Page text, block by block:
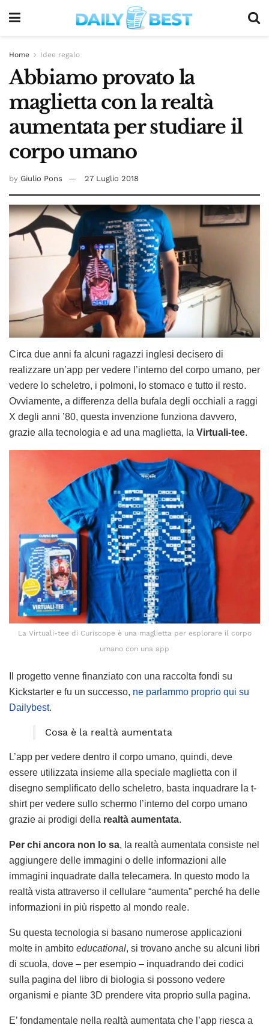
Home Idee regalo
Abbiamo provato la
maglietta con la realtà
aumentata per studiare il
corpo umano
by Giulio Pons 27 Luglio 2018
Circa due anni fa alcuni ragazzi inglesi decisero di
realizzare un’app per vedere l’interno del corpo umano, per
vedere lo scheletro, i polmoni, lo stomaco e tutto il resto.
Ovviamente, a differenza della bufala degli occhiali a raggi
X degli anni ’80, questa invenzione funziona davvero,
grazie alla tecnologia e ad una maglietta, la Virtuali-tee.
La Virtuali-tee di Curiscope è una maglietta per esplorare il corpo
umano con una app
Il progetto venne finanziato con una raccolta fondi su
Kickstarter e fu un successo, ne parlammo proprio qui su
Dailybest.
Cosa è la realtà aumentata
L’app per vedere dentro il corpo umano, quindi, deve
essere utilizzata insieme alla speciale maglietta con il
disegno semplificato dello scheletro, basta inquadrare la t-
shirt per vedere sullo schermo l’interno del corpo umano
grazie ai prodigi della realtà aumentata.
Per chi ancora non lo sa, la realtà aumentata consiste nel
aggiungere delle immagini o delle informazioni alle
immagini inquadrate dalla telecamera. In questo modo la
realtà vista attraverso il cellulare “aumenta” perché ha delle
informazioni in più rispetto al mondo reale.
Su questa tecnologia si basano numerose applicazioni
molte in ambito educational, si trovano anche su alcuni libri
di scuola, dove – per esempio – inquadrando dei codici
sulla pagina del libro di biologia si possono vedere
organismi e piante 3D prendere vita proprio sulla pagina.
E’ fondamentale nella realtà aumentata che l’app riesca a